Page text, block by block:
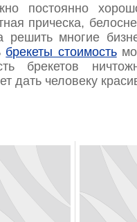
постоянно
прическа,
решить многие
брекеты стоимость
брекетов
дать человеку